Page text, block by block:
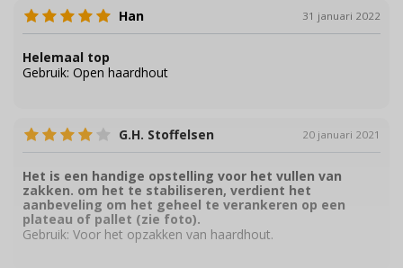
Han 31 januari 2022
Helemaal top
Gebruik: Open haardhout
G.H. Stoffelsen 20 januari 2021
Het is een handige opstelling voor het vullen van
zakken. om het te stabiliseren, verdient het
aanbeveling om het geheel te verankeren op een
plateau of pallet (zie foto).
Gebruik: Voor het opzakken van haardhout.